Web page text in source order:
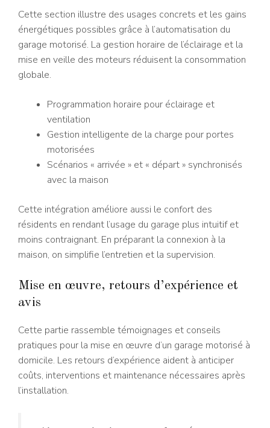
Cette section illustre des usages concrets et les gains
énergétiques possibles grâce à l’automatisation du
garage motorisé. La gestion horaire de l’éclairage et la
mise en veille des moteurs réduisent la consommation
globale.
Programmation horaire pour éclairage et
ventilation
Gestion intelligente de la charge pour portes
motorisées
Scénarios « arrivée » et « départ » synchronisés
avec la maison
Cette intégration améliore aussi le confort des
résidents en rendant l’usage du garage plus intuitif et
moins contraignant. En préparant la connexion à la
maison, on simplifie l’entretien et la supervision.
Mise en œuvre, retours d’expérience et
avis
Cette partie rassemble témoignages et conseils
pratiques pour la mise en œuvre d’un garage motorisé à
domicile. Les retours d’expérience aident à anticiper
coûts, interventions et maintenance nécessaires après
l’installation.